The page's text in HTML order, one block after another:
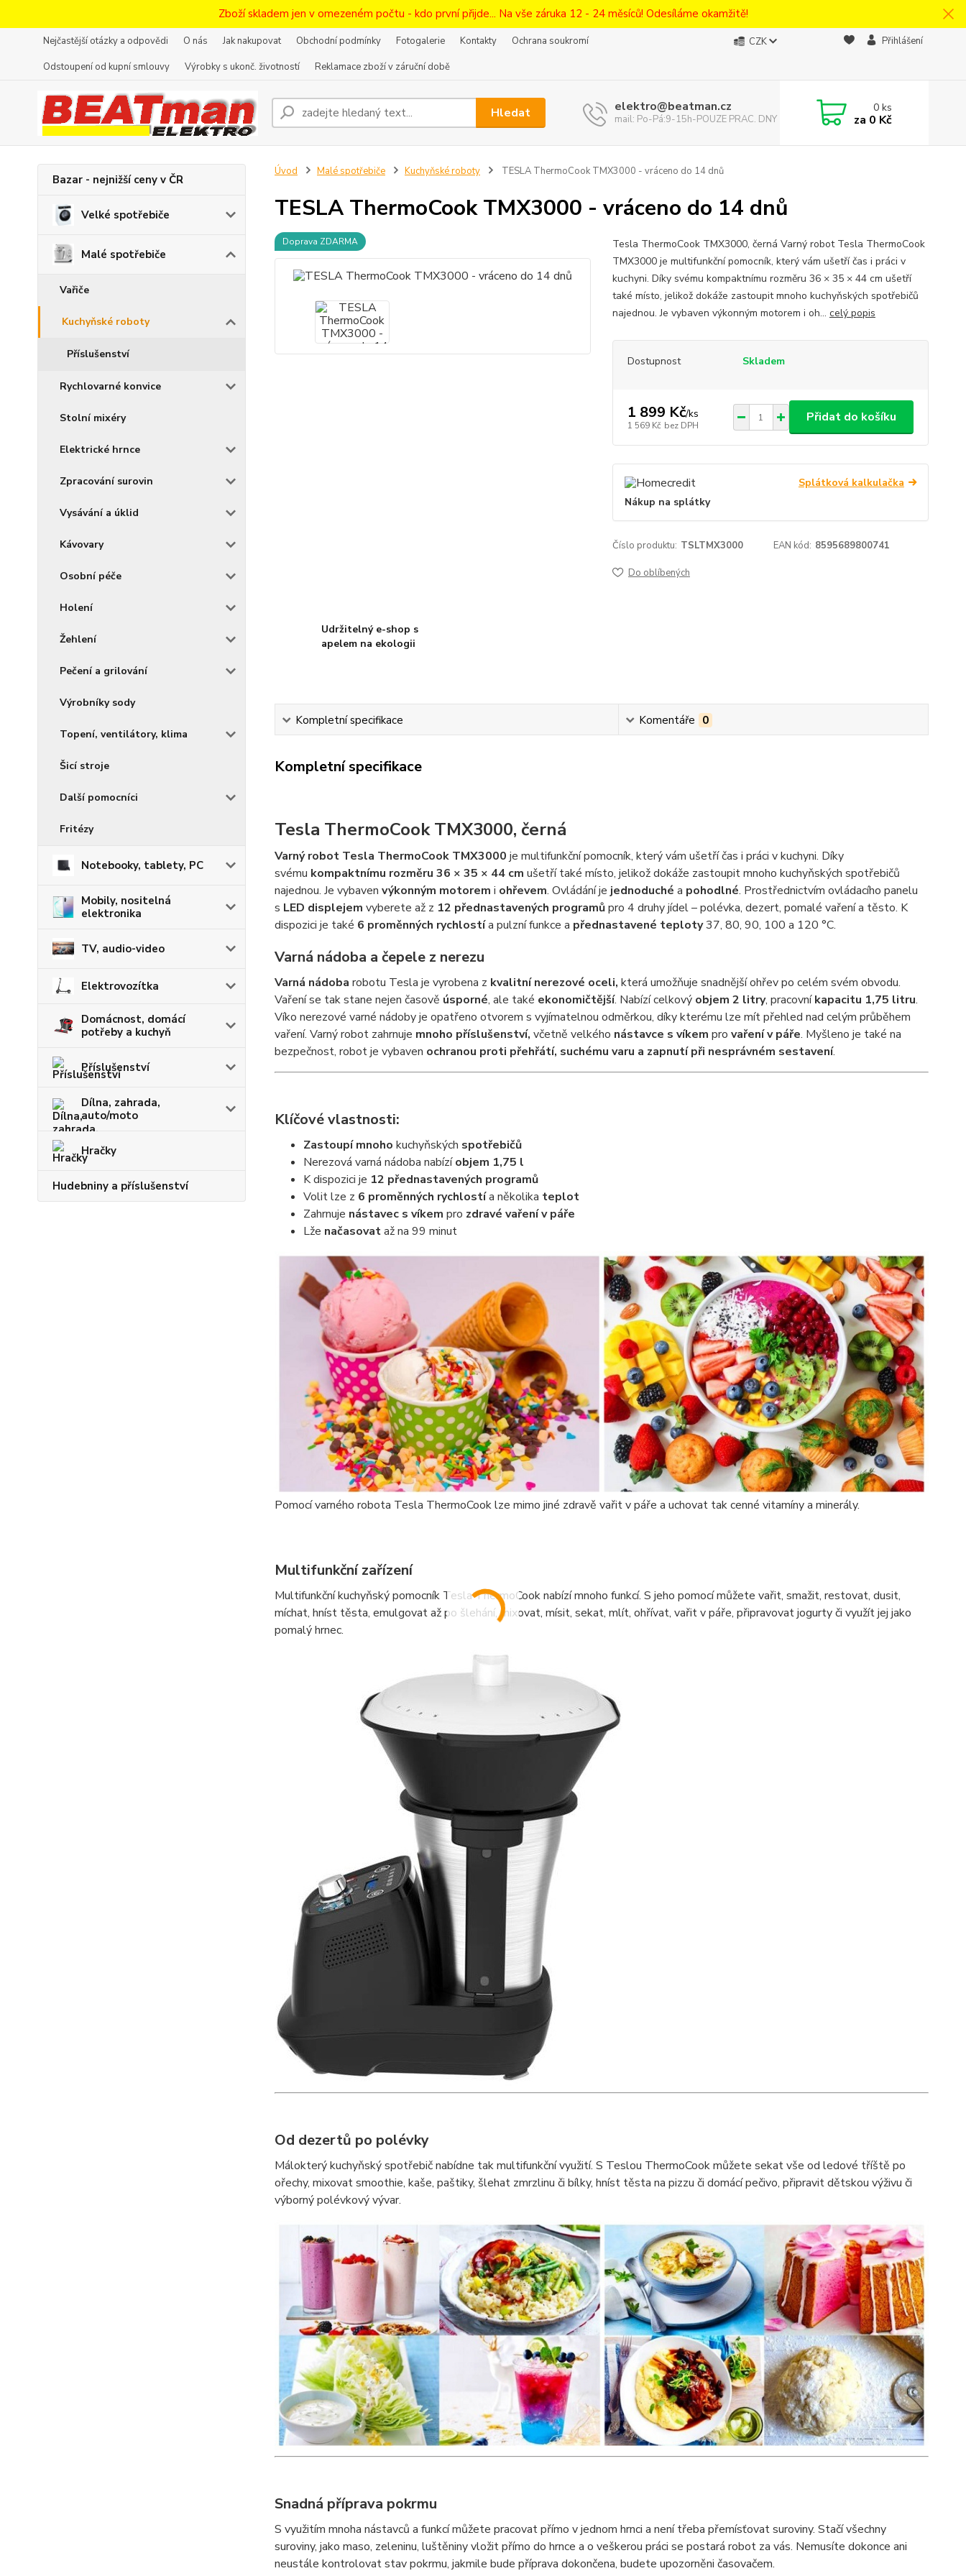
Zboží skladem jen v omezeném počtu - kdo první přijde... Na vše záruka 12 - 24 měsíců! Odesíláme okamžitě!
Nejčastější otázky a odpovědi O nás Jak nakupovat Obchodní podmínky Fotogalerie Kontakty
Ochrana soukromí
Odstoupení od kupní smlouvy
Výrobky s ukonč. životností Reklamace zboží v záruční době
CZK Přihlášení
Hledat elektro@beatman.cz
mail: Po-Pá:9-15h-POUZE PRAC. DNY
0ks
za 0 Kč
Bazar - nejnižší ceny v ČR
Velké spotřebiče
Malé spotřebiče
Vařiče
Kuchyňské roboty
Příslušenství
Rychlovarné konvice
Stolní mixéry
Elektrické hrnce
Zpracování surovin
Vysávání a úklid
Kávovary
Osobní péče
Holení
Žehlení
Pečení a grilování
Výrobníky sody
Topení, ventilátory, klima
Šicí stroje
Další pomocníci
Fritézy
Notebooky, tablety, PC
Mobily, nositelná
elektronika
TV, audio-video
Elektrovozítka
Domácnost, domácí
potřeby a kuchyň
Příslušenství
Dílna, zahrada,
auto/moto
Hračky
Hudebniny a příslušenství
Úvod Malé spotřebiče Kuchyňské roboty TESLA ThermoCook TMX3000 - vráceno do 14 dnů
TESLA ThermoCook TMX3000 - vráceno do 14 dnů
Doprava ZDARMA
Tesla ThermoCook TMX3000, černá Varný robot Tesla ThermoCook
TMX3000 je multifunkční pomocník, který vám ušetří čas i práci v
kuchyni. Díky svému kompaktnímu rozměru 36 × 35 × 44 cm ušetří
také místo, jelikož dokáže zastoupit mnoho kuchyňských spotřebičů
najednou. Je vybaven výkonným motorem i oh... celý popis
Dostupnost Skladem
1 899 Kč/ks
1 569 Kč bez DPH
Přidat do košíku
Splátková kalkulačka
Nákup na splátky
Číslo produktu: TSLTMX3000 EAN kód: 8595689800741
Do oblíbených
Udržitelný e-shop s
apelem na ekologii
Kompletní specifikace Komentáře 0
Kompletní specifikace
Tesla ThermoCook TMX3000, černá
Varný robot Tesla ThermoCook TMX3000 je multifunkční pomocník, který vám ušetří čas i práci v kuchyni. Díky
svému kompaktnímu rozměru 36 × 35 × 44 cm ušetří také místo, jelikož dokáže zastoupit mnoho kuchyňských spotřebičů
najednou. Je vybaven výkonným motorem i ohřevem. Ovládání je jednoduché a pohodlné. Prostřednictvím ovládacího panelu
s LED displejem vyberete až z 12 přednastavených programůpro 4 druhy jídel – polévka, dezert, pomalé vaření a těsto. K
dispozici je také 6 proměnných rychlostía pulzní funkce a přednastavené teploty37, 80, 90, 100 a 120 °C.
Varná nádoba a čepele z nerezu
Varná nádoba robotu Tesla je vyrobena z kvalitní nerezové oceli, která umožňuje snadnější ohřev po celém svém obvodu.
Vaření se tak stane nejen časově úsporné, ale také ekonomičtější. Nabízí celkový objem 2 litry, pracovníkapacitu 1,75 litru.
Víko nerezové varné nádoby je opatřeno otvorem s vyjímatelnou odměrkou, díky kterému lze mít přehled nad celým průběhem
vaření. Varný robot zahrnuje mnoho příslušenství, včetně velkého nástavce s víkem pro vaření v páře. Myšleno je také na
bezpečnost, robot je vybaven ochranou proti přehřátí, suchému varu a zapnutí při nesprávném sestavení.
Klíčové vlastnosti:
Zastoupí mnoho kuchyňských spotřebičů
Nerezová varná nádoba nabízíobjem 1,75 l
K dispozici je 12 přednastavených programů
Volit lze z 6 proměnných rychlostía několika teplot
Zahrnuje nástavec s víkem pro zdravé vaření v páře
Lže načasovataž na 99 minut
Pomocí varného robota Tesla ThermoCook lze mimo jiné zdravě vařit v páře a uchovat tak cenné vitamíny a minerály.
Multifunkční zařízení
Multifunkční kuchyňský pomocník Tesla ThermoCook nabízí mnoho funkcí. S jeho pomocí můžete vařit, smažit, restovat, dusit,
míchat, hníst těsta, emulgovat až po šlehání, mixovat, mísit, sekat, mlít, ohřívat, vařit v páře, připravovat jogurty či využít jej jako
pomalý hrnec.
Od dezertů po polévky
Málokterý kuchyňský spotřebič nabídne tak multifunkční využití. S Teslou ThermoCook můžete sekat vše od ledové tříště po
ořechy, mixovat smoothie, kaše, paštiky, šlehat zmrzlinu či bílky, hníst těsta na pizzu či domácí pečivo, připravit dětskou výživu či
výborný polévkový vývar.
Snadná příprava pokrmu
S využitím mnoha nástavců a funkcí můžete pracovat přímo v jednom hrnci a není třeba přemísťovat suroviny. Stačí všechny
suroviny, jako maso, zeleninu, luštěniny vložit přímo do hrnce a o veškerou práci se postará robot za vás. Nemusíte dokonce ani
neustále kontrolovat stav pokrmu, jakmile bude příprava dokončena, budete upozorněni časovačem.